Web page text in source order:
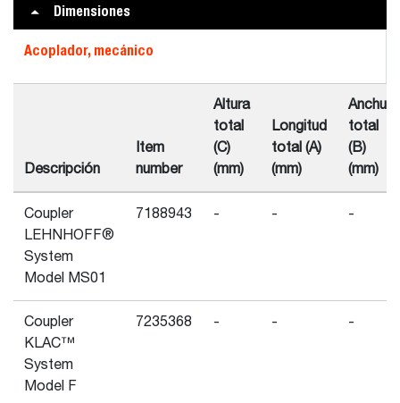
Dimensiones
Acoplador, mecánico
Descripción
Item
number
Altura
total
(C)
(mm)
Longitud
total (A)
(mm)
Anchura
total
(B)
(mm)
Coupler
LEHNHOFF®
System
Model MS01
7188943 - - -
Coupler
KLAC™
System
Model F
7235368 - - -